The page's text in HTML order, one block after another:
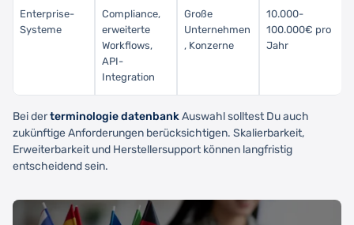
Enterprise-
Systeme
Compliance,
erweiterte
Workflows,
API-
Integration
Große
Unternehmen
, Konzerne
10.000-
100.000€ pro
Jahr
Bei derterminologie datenbankAuswahl solltest Du auch
zukünftige Anforderungen berücksichtigen. Skalierbarkeit,
Erweiterbarkeit und Herstellersupport können langfristig
entscheidend sein.